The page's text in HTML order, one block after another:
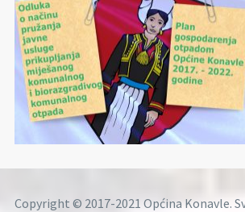
Copyright © 2017-2021 Općina Konavle.